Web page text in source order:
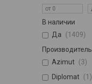
В наличии
Да
1409
Производитель
Azimut
3
Diplomat
1